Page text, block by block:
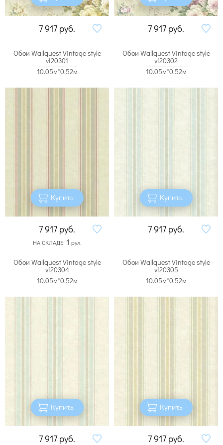
7 917 руб. 7 917 руб.
Обои Wallquest Vintage style
vf20301
10.05м*0.52м
Купить
7 917 руб.
НА СКЛАДЕ: 1 рул.
Обои Wallquest Vintage style
vf20302
10.05м*0.52м
Купить
7 917 руб.
Обои Wallquest Vintage style
vf20304
10.05м*0.52м
Купить
7 917 руб.
Обои Wallquest Vintage style
vf20305
10.05м*0.52м
Купить
7 917 руб.